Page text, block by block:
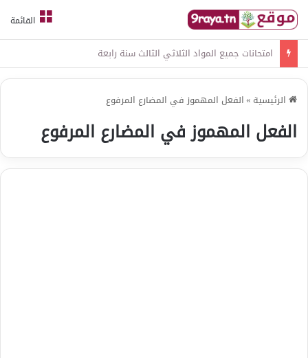
القائمة
امتحانات جميع المواد الثلاثي الثالث سنة رابعة
الرئيسية »الفعل المهموز في المضارع المرفوع
الفعل المهموز في المضارع المرفوع